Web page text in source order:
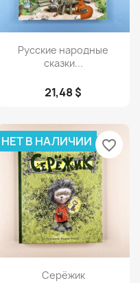
Просмотр
Русские народные
сказки...
21,48 $
Просмотр
Серёжик
НЕТ В НАЛИЧИИ favorite_border